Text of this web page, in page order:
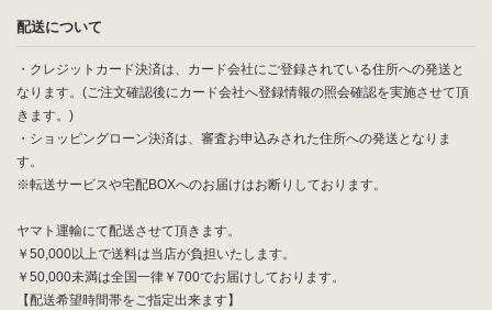
配送について
・クレジットカード決済は、カード会社にご登録されている住所への発送と
なります。(ご注文確認後にカード会社へ登録情報の照会確認を実施させて頂
きます。)
・ショッピングローン決済は、審査お申込みされた住所への発送となりま
す。
※転送サービスや宅配BOXへのお届けはお断りしております。
ヤマト運輸にて配送させて頂きます。
￥50,000以上で送料は当店が負担いたします。
￥50,000未満は全国一律￥700でお届けしております。
【配送希望時間帯をご指定出来ます】